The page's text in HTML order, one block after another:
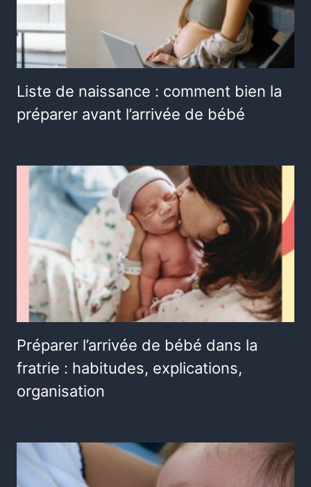
Liste de naissance : comment bien la
préparer avant l’arrivée de bébé
Préparer l’arrivée de bébé dans la
fratrie : habitudes, explications,
organisation